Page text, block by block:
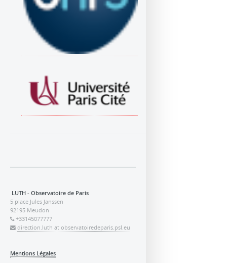
LUTH - Observatoire de Paris
5 place Jules Janssen
92195 Meudon
+33145077777
direction.luth at observatoiredeparis.psl.eu
Mentions Légales